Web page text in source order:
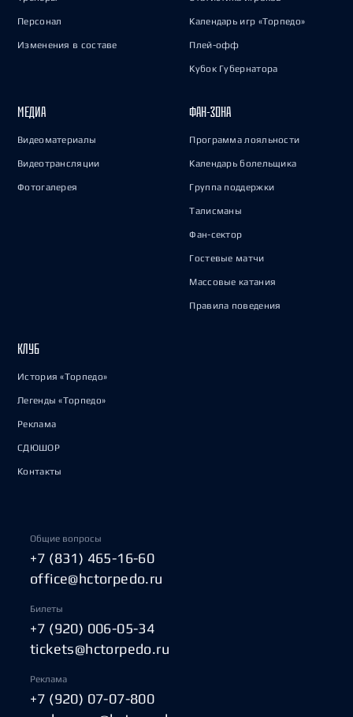
Персонал
Изменения в составе
Календарь игр «Торпедо»
Плей-офф
Кубок Губернатора
МЕДИА
Видеоматериалы
Видеотрансляции
Фотогалерея
ФАН-ЗОНА
Программа лояльности
Календарь болельщика
Группа поддержки
Талисманы
Фан-сектор
Гостевые матчи
Массовые катания
Правила поведения
КЛУБ
История «Торпедо»
Легенды «Торпедо»
Реклама
СДЮШОР
Контакты
Общие вопросы
+7 (831) 465-16-60
office@hctorpedo.ru
Билеты
+7 (920) 006-05-34
tickets@hctorpedo.ru
Реклама
+7 (920) 07-07-800